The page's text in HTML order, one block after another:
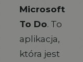
Microsoft
To Do. To
aplikacja,
która jest